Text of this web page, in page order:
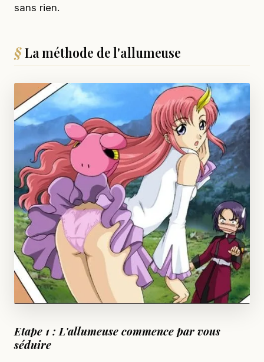
sans rien.
La méthode de l'allumeuse
Etape 1 : L'allumeuse commence par vous
séduire